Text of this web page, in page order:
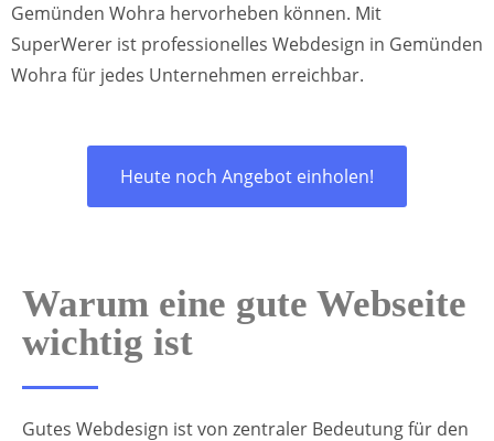
Gemünden Wohra hervorheben können. Mit
SuperWerer ist professionelles Webdesign in Gemünden
Wohra für jedes Unternehmen erreichbar.
Heute noch Angebot einholen!
Warum eine gute Webseite
wichtig ist
Gutes Webdesign ist von zentraler Bedeutung für den